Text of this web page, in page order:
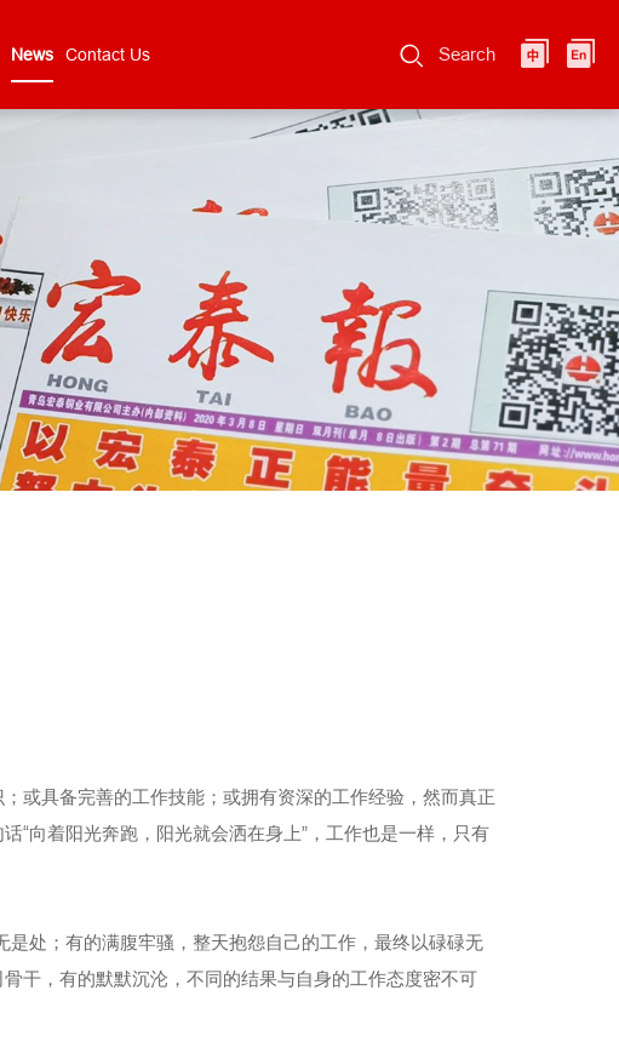
Search
News Contact Us
或具备完善的工作技能；或拥有资深的工作经验，然而真正
“向着阳光奔跑，阳光就会洒在身上”，工作也是一样，只有
处；有的满腹牢骚，整天抱怨自己的工作，最终以碌碌无
干，有的默默沉沦，不同的结果与自身的工作态度密不可